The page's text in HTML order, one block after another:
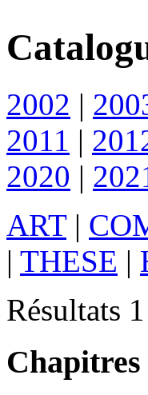
2002 |
2011 |
2020 |
ART|
| THESE |
Résultats